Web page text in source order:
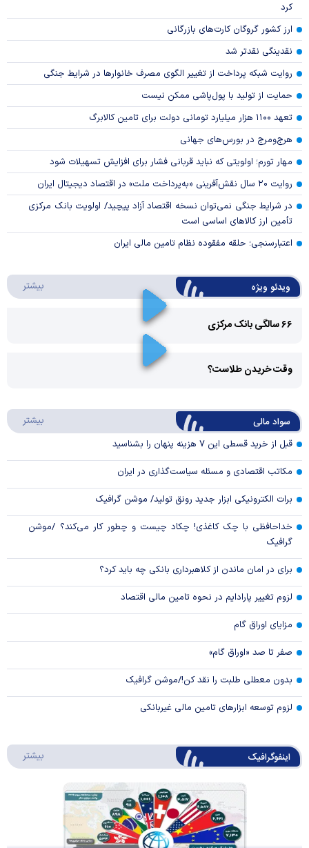
کرد
ارز کشور گروگان کارت‌های بازرگانی
نقدینگی نقدتر شد
روایت شبکه پرداخت از تغییر الگوی مصرف خانوار‌ها در شرایط جنگی
حمایت از تولید با پول‌پاشی ممکن نیست
تعهد ۱۱۰۰ هزار میلیارد تومانی دولت برای تامین کالابرگ
هرج‌ومرج در بورس‌های جهانی
مهار تورم؛ اولویتی که نباید قربانی فشار برای افزایش تسهیلات شود
روایت ۲۰ سال نقش‌آفرینی «به‌پرداخت ملت» در اقتصاد دیجیتال ایران
در شرایط جنگی نمی‌توان نسخه اقتصاد آزاد پیچید/ اولویت بانک مرکزی
تأمین ارز کالا‌های اساسی است
اعتبارسنجی؛ حلقه مفقوده نظام تامین مالی ایران
ویدئو ویژه بیشتر
۶۶ سالگی بانک مرکزی
Video
وقت خریدن طلاست؟
سواد مالی بیشتر
قبل از خرید قسطی این ۷ هزینه پنهان را بشناسید
مکاتب اقتصادی و مسئله سیاست‌گذاری در ایران
برات الکترونیکی ابزار جدید رونق تولید/ موشن گرافیک
خداحافظی با چک کاغذی! چکاد چیست و چطور کار می‌کند؟ /موشن
گرافیک
برای در امان ماندن از کلاهبرداری بانکی چه باید کرد؟
لزوم تغییر پارادایم در نحوه تامین مالی اقتصاد
مزایای اوراق گام
صفر تا صد «اوراق گام»
بدون معطلی طلبت را نقد کن!/موشن گرافیک
لزوم توسعه ابزارهای تامین مالی غیربانکی
اینفوگرافیک بیشتر